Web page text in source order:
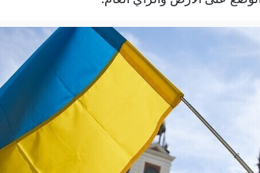
الدفاع الروسية: استهداف مرافق مرتبطة بالجيش
شريف يترأس وفدا
10 تريليونات دولار.. كيف أصبحت الجريمة الرقمية ثالث أكبر اقتصاد بالعالم؟